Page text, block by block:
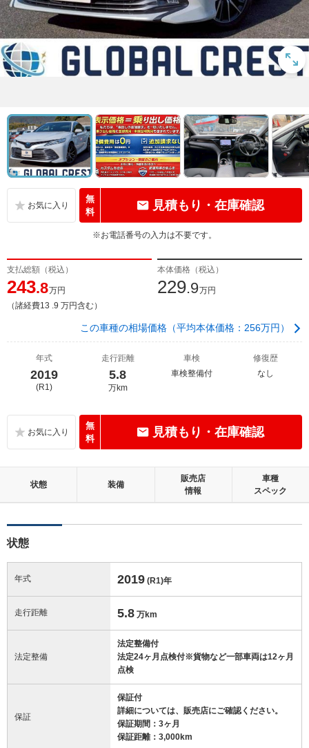
無
料
見積もり・在庫確認
※お電話番号の入力は不要です。
支払総額（税込）
243.8万円
（諸経費13 .9 万円含む）
本体価格（税込）
229.9万円
この車種の相場価格（平均本体価格：256万円）
年式
2019
(R1)
走行距離
5.8
万km
車検
車検整備付
修復歴
なし
無
料
見積もり・在庫確認
状態 装備
販売店
情報
車種
スペック
状態
年式 2019 (R1)年
走行距離 5.8 万km
法定整備
法定整備付
法定24ヶ月点検付※貨物など一部車両は12ヶ月
点検
保証
保証付
詳細については、販売店にご確認ください。
保証期間：3ヶ月
保証距離：3,000km